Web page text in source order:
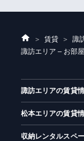
ホ
ー
賃貸
諏
諏訪エリア – お部
諏訪エリアの賃貸
松本エリアの賃貸
収納レンタルスペ